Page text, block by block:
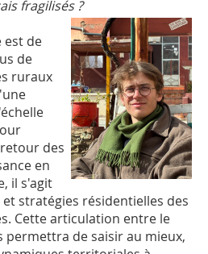
fragilisés ?
est de
de
ruraux
des
en
il s'agit
stratégies résidentielles des
Cette articulation entre le
permettra de saisir au mieux,